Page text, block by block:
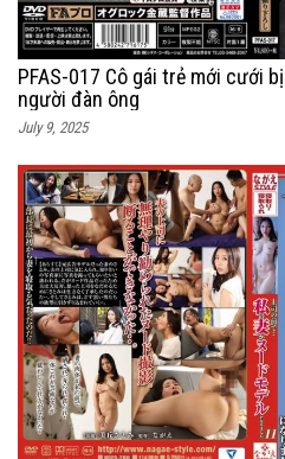
PFAS-017 Cô gái trẻ mới cưới
người đàn ông
July 9, 2025